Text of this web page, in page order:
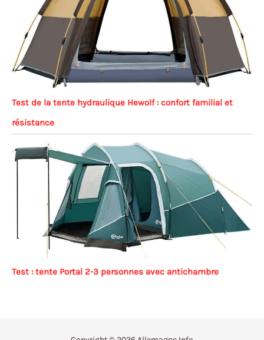
Test de la tente hydraulique Hewolf : confort familial et
résistance
Test : tente Portal 2-3 personnes avec antichambre